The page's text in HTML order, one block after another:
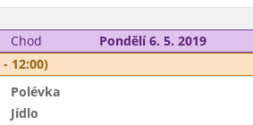
Chod Pondělí 6. 5. 2019
12:00)
Polévka
Jídlo